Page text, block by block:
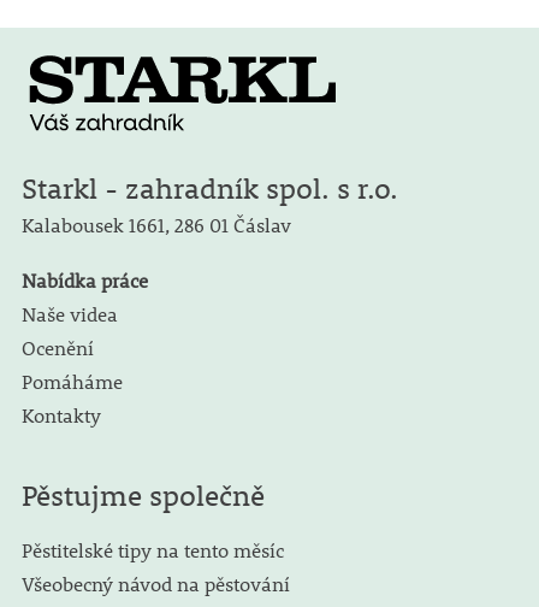
Starkl - zahradník spol. s r.o.
Kalabousek 1661, 286 01 Čáslav
Nabídka práce
Naše videa
Ocenění
Pomáháme
Kontakty
Pěstujme společně
Pěstitelské tipy na tento měsíc
Všeobecný návod na pěstování